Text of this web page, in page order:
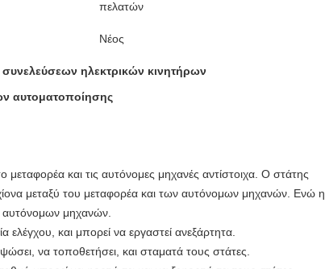
πελατών
Νέος
ηλεκτρικών κινητήρων
αυτοματοποίησης
και τις αυτόνομες μηχανές αντίστοιχα. Ο στάτης
μεταξύ του μεταφορέα και των αυτόνομων μηχανών. Ενώ η
αυτόνομων μηχανών.
και μπορεί να εργαστεί ανεξάρτητα.
να τοποθετήσει, και σταματά τους στάτες.